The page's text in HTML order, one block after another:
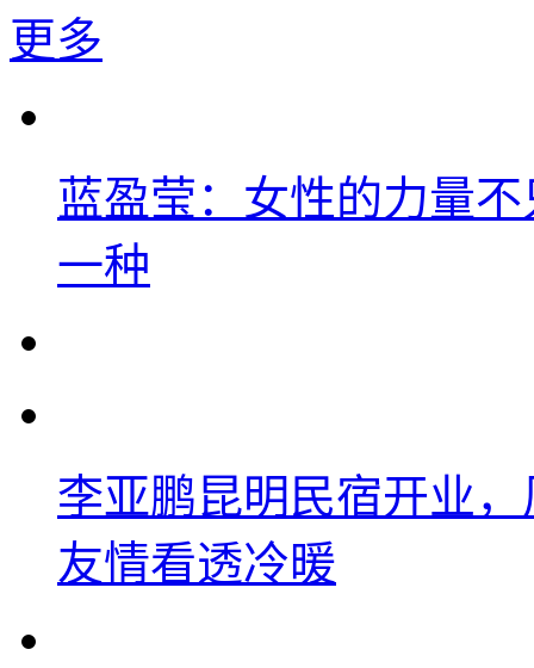
更多
蓝盈莹：女性的力量
一种
李亚鹏昆明民宿开业
友情看透冷暖